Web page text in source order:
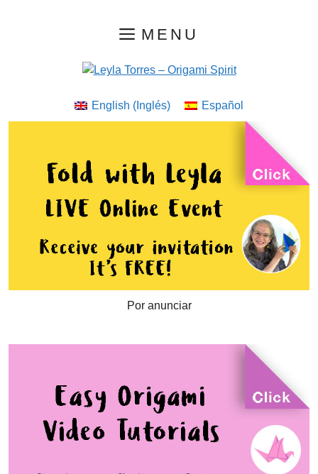
MENU
English ( Inglés) Español
Por anunciar